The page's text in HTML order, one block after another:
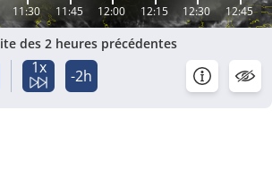
11:30 11:45 12:00 12:15 12:30 12:45
des 2 heures précédentes
1x -2h